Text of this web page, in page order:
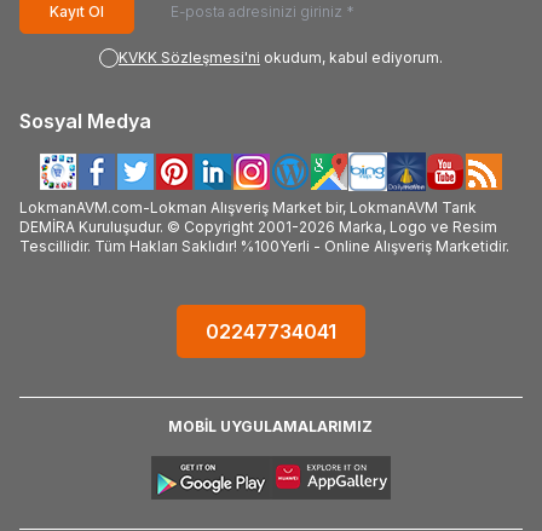
Kayıt Ol
KVKK Sözleşmesi'ni okudum, kabul ediyorum.
Sosyal Medya
LokmanAVM.com-Lokman Alışveriş Market bir, LokmanAVM Tarık
DEMİRA Kuruluşudur. © Copyright 2001-2026 Marka, Logo ve Resim
Tescillidir. Tüm Hakları Saklıdır! %100Yerli - Online Alışveriş Marketidir.
02247734041
MOBİL UYGULAMALARIMIZ